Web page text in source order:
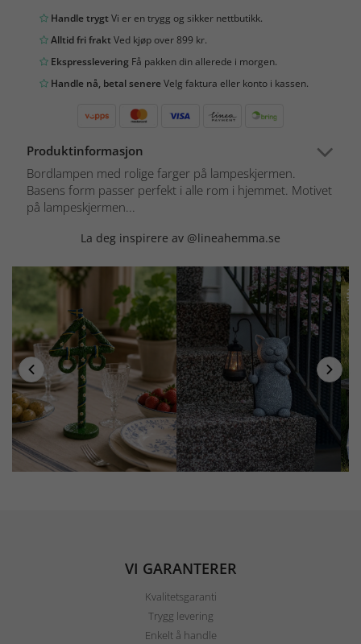
Handle trygtVi er en trygg og sikker nettbutikk.
Alltid fri fraktVed kjøp over 899 kr.
Ekspresslevering Få pakken din allerede i morgen.
Handle nå, betal senereVelg faktura eller konto i kassen.
Produktinformasjon
Bordlampen med rolige farger på lampeskjermen.
Basens form passer perfekt i alle rom i hjemmet. Motivet
på lampeskjermen...
La deg inspirere av @lineahemma.se
VI GARANTERER
Kvalitetsgaranti
Trygg levering
Enkelt å handle